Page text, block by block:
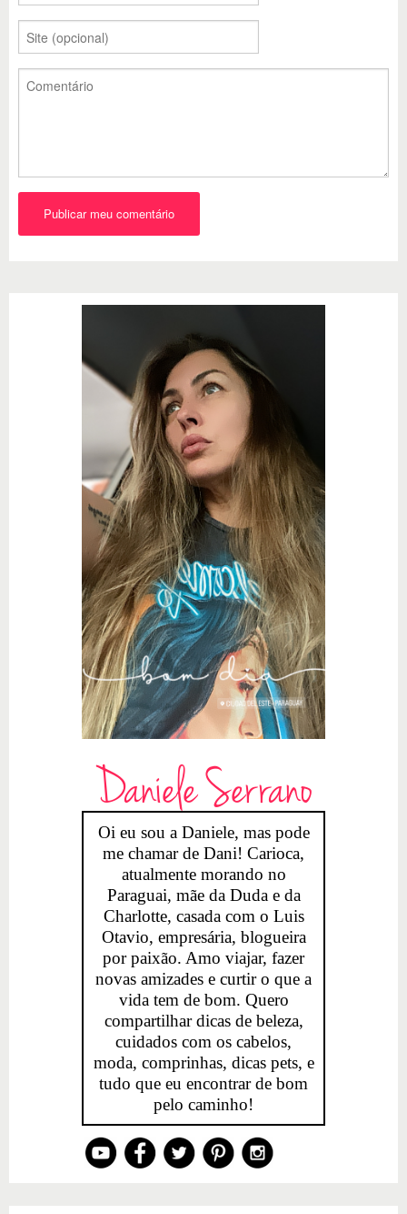
Daniele Serrano
Oi eu sou a Daniele, mas pode
me chamar de Dani! Carioca,
atualmente morando no
Paraguai, mãe da Duda e da
Charlotte, casada com o Luis
Otavio, empresária, blogueira
por paixão. Amo viajar, fazer
novas amizades e curtir o que a
vida tem de bom. Quero
compartilhar dicas de beleza,
cuidados com os cabelos,
moda, comprinhas, dicas pets, e
tudo que eu encontrar de bom
pelo caminho!